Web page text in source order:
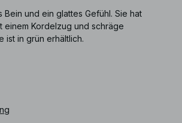
und ein glattes Gefühl. Sie hat
einem Kordelzug und schräge
ist in grün erhältlich.